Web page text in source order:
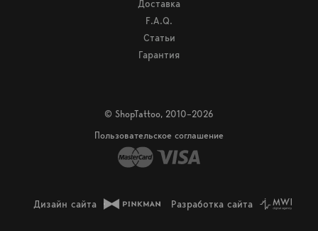
Доставка
F.A.Q.
Статьи
Гарантия
© ShopTattoo, 2010–2026
Пользовательское соглашение
Дизайн сайта Разработка сайта